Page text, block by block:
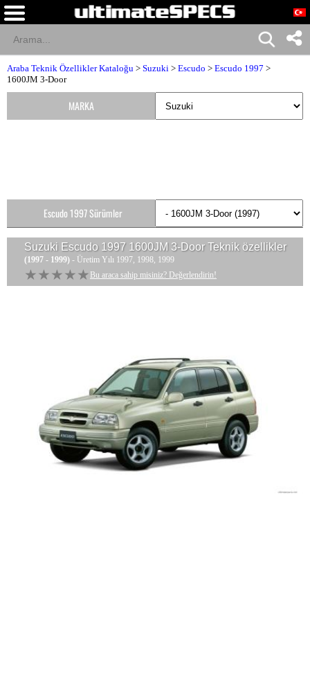
Araba Teknik Özellikler Kataloğu > Suzuki > Escudo > Escudo 1997 >
1600JM 3-Door
Suzuki Escudo 1997 1600JM 3-DoorTeknik özellikler
(1997 - 1999) - Üretim Yılı 1997, 1998, 1999
★★★★★
★★★★★ Bu araca sahip misiniz? Değerlendirin!
MARKA
Escudo 1997 Sürümler